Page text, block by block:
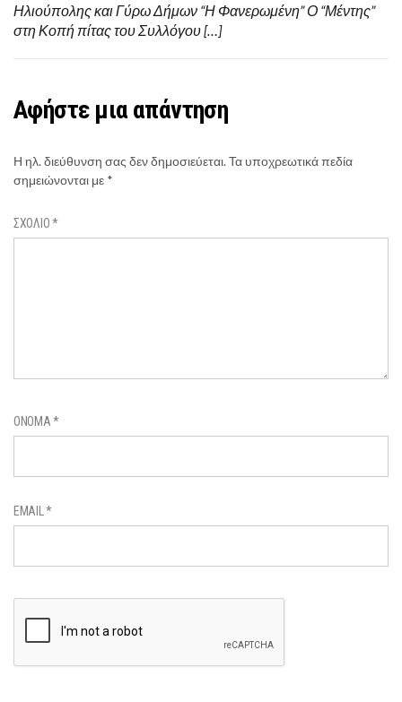
Ηλιούπολης και Γύρω Δήμων “Η Φανερωμένη” Ο “Μέντης”
στη Κοπή πίτας του Συλλόγου […]
Αφήστε μια απάντηση
Η ηλ. διεύθυνση σας δεν δημοσιεύεται.Τα υποχρεωτικά πεδία
σημειώνονται με *
ΣΧΌΛΙΟ*
ΌΝΟΜΑ*
EMAIL*